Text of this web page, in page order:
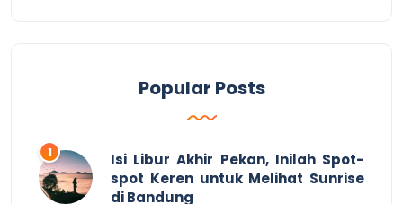
Popular Posts
Isi Libur Akhir Pekan, Inilah Spot-
spot Keren untuk Melihat Sunrise
di Bandung